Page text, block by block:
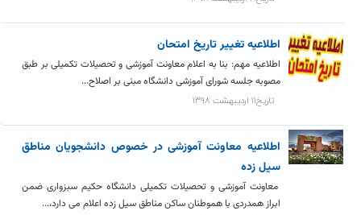
اطلاعیه تغییر تاریخ امتحان
اطلاعیه مهم: بنا به اعلام معاونت آموزشی و تحصیلات تکمیلی بر طبق
مصوبه جلسه شورای آموزشی دانشگاه مبنی بر اصلاح...
تاریخ۱۱ اردیبهشت ۱۳۹۸
اطلاعیه معاونت آموزشی در خصوص دانشجویان مناطق
سیل زده
معاونت آموزشی و تحصیلات تکمیلی دانشگاه حکیم سبزواری ضمن
ابراز همدردی با هموطنان ساکن مناطق سیل زده اعلام می دارد،...